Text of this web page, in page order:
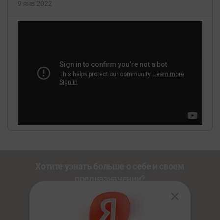
9 янв 2022
Познакомьтесь с другими нашими сервисами со
по промокоду